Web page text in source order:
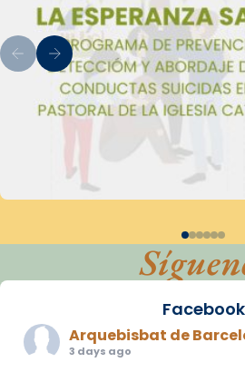
Facebook
Arquebisbat de
3 days ago